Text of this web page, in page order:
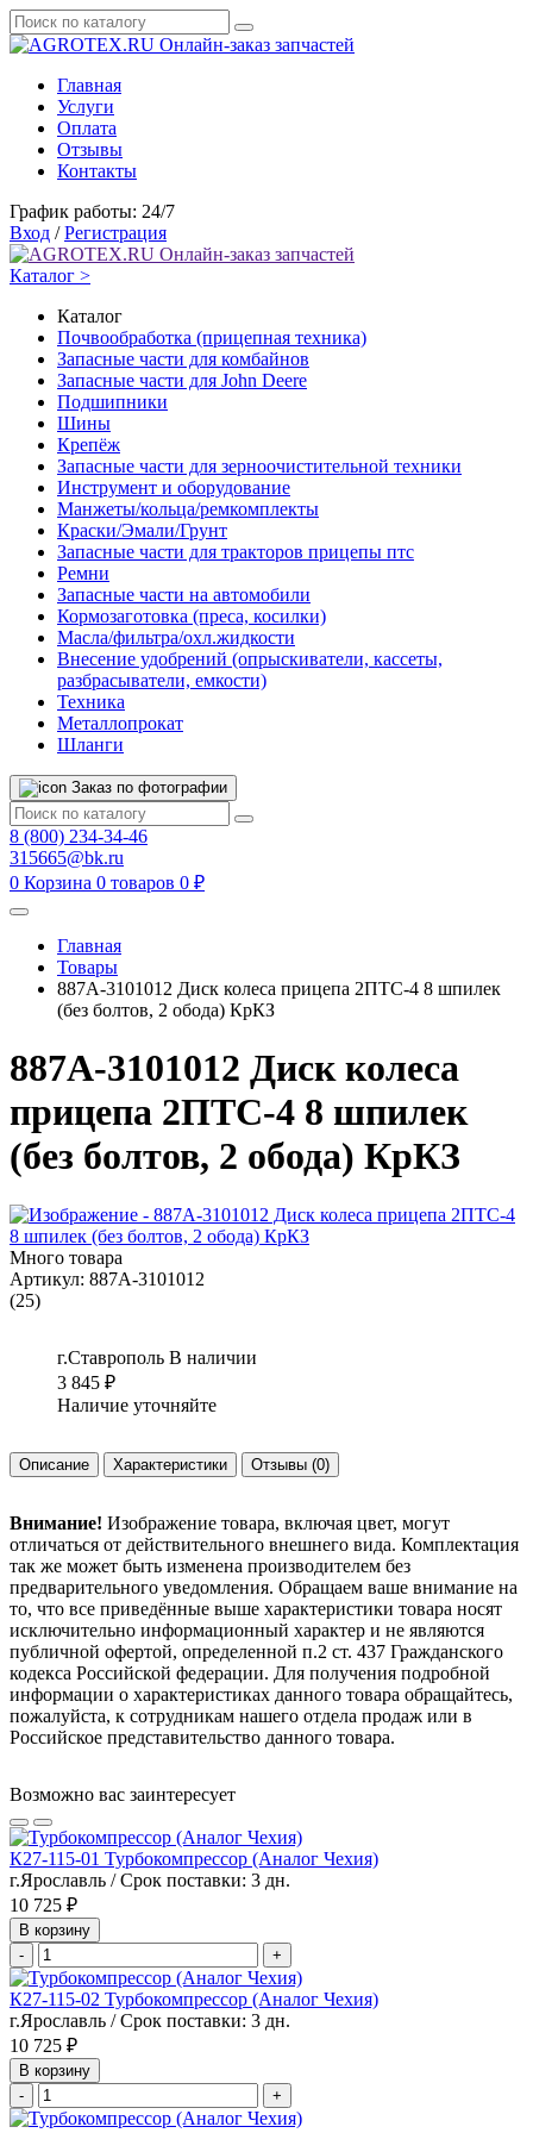
Онлайн-заказ запчастей
Главная
Услуги
Оплата
Отзывы
Контакты
График работы: 24/7
Вход / Регистрация
Онлайн-заказ запчастей
Каталог >
Каталог
Почвообработка (прицепная техника)
Запасные части для комбайнов
Запасные части для John Deere
Подшипники
Шины
Крепёж
Запасные части для зерноочистительной техники
Инструмент и оборудование
Манжеты/кольца/ремкомплекты
Краски/Эмали/Грунт
Запасные части для тракторов прицепы птс
Ремни
Запасные части на автомобили
Кормозаготовка (преса, косилки)
Масла/фильтра/охл.жидкости
Внесение удобрений (опрыскиватели, кассеты,
разбрасыватели, емкости)
Техника
Металлопрокат
Шланги
Заказ по фотографии
8 (800) 234-34-46
315665@bk.ru
0 Корзина 0 товаров 0 ₽
Главная
Товары
887А-3101012 Диск колеса прицепа 2ПТС-4 8 шпилек
(без болтов, 2 обода) КрКЗ
887А-3101012 Диск колеса
прицепа 2ПТС-4 8 шпилек
(без болтов, 2 обода) КрКЗ
Много товара
Артикул: 887А-3101012
(25)
г.Ставрополь В наличии
3 845 ₽
Наличие уточняйте
Описание Характеристики Отзывы (0)
Внимание! Изображение товара, включая цвет, могут
отличаться от действительного внешнего вида. Комплектация
так же может быть изменена производителем без
предварительного уведомления. Обращаем ваше внимание на
то, что все приведённые выше характеристики товара носят
исключительно информационный характер и не являются
публичной офертой, определенной п.2 ст. 437 Гражданского
кодекса Российской федерации. Для получения подробной
информации о характеристиках данного товара обращайтесь,
пожалуйста, к сотрудникам нашего отдела продаж или в
Российское представительство данного товара.
Возможно вас заинтересует
К27-115-01 Турбокомпрессор (Аналог Чехия)
г.Ярославль / Срок поставки: 3 дн.
10 725 ₽
В корзину
-
+
К27-115-02 Турбокомпрессор (Аналог Чехия)
г.Ярославль / Срок поставки: 3 дн.
10 725 ₽
В корзину
-
+